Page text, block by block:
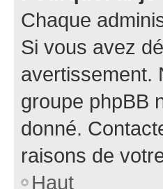
Chaque
Si vous avez
avertissement.
groupe phpBB
donné.
raisons de
Haut